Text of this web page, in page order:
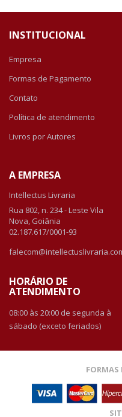
INSTITUCIONAL
Empresa
Formas de Pagamento
Contato
Política de atendimento
Livros por Autores
A EMPRESA
Intellectus Livraria
Rua 802, n. 234 - Leste Vila
Nova, Goiânia
02.187.617/0001-93
HORÁRIO DE
ATENDIMENTO
08:00 às 20:00 de segunda à
sábado (exceto feriados)
FORMAS